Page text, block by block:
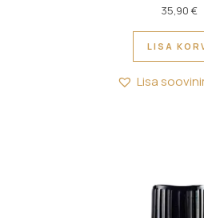
35,90 €
LISA
Lisa